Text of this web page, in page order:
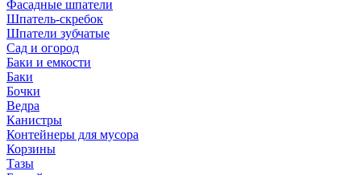
Фасадные шпатели
Шпатель-скребок
Шпатели зубчатые
Сад и огород
Баки и емкости
Баки
Бочки
Ведра
Канистры
Контейнеры для мусора
Корзины
Тазы